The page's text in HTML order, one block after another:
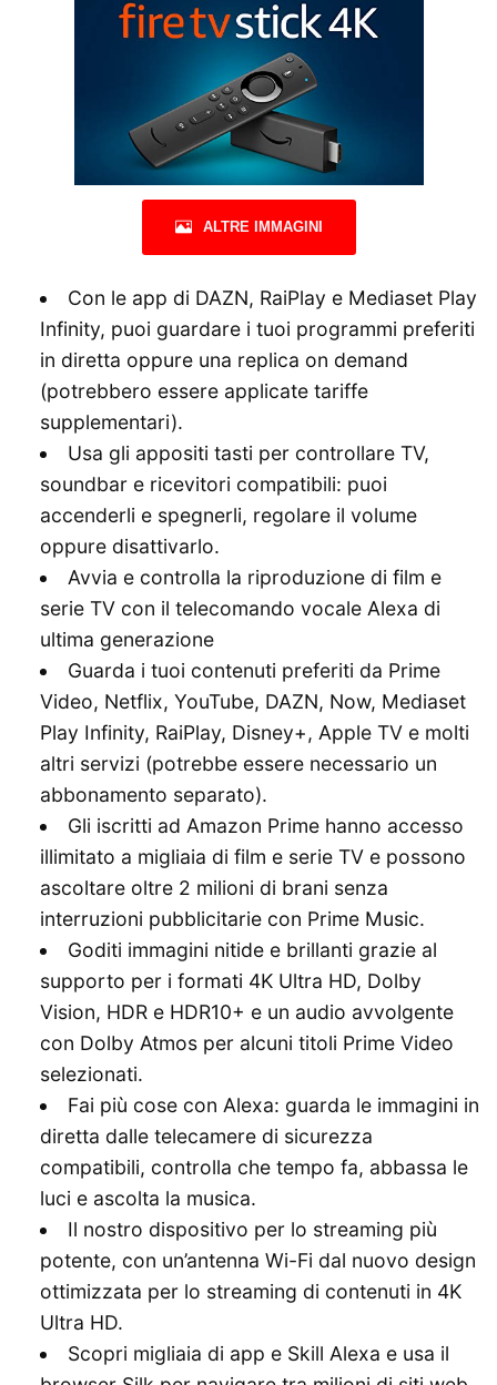
ALTRE IMMAGINI
Con le app di DAZN, RaiPlay e Mediaset Play
Infinity, puoi guardare i tuoi programmi preferiti
in diretta oppure una replica on demand
(potrebbero essere applicate tariffe
supplementari).
Usa gli appositi tasti per controllare TV,
soundbar e ricevitori compatibili: puoi
accenderli e spegnerli, regolare il volume
oppure disattivarlo.
Avvia e controlla la riproduzione di film e
serie TV con il telecomando vocale Alexa di
ultima generazione
Guarda i tuoi contenuti preferiti da Prime
Video, Netflix, YouTube, DAZN, Now, Mediaset
Play Infinity, RaiPlay, Disney+, Apple TV e molti
altri servizi (potrebbe essere necessario un
abbonamento separato).
Gli iscritti ad Amazon Prime hanno accesso
illimitato a migliaia di film e serie TV e possono
ascoltare oltre 2 milioni di brani senza
interruzioni pubblicitarie con Prime Music.
Goditi immagini nitide e brillanti grazie al
supporto per i formati 4K Ultra HD, Dolby
Vision, HDR e HDR10+ e un audio avvolgente
con Dolby Atmos per alcuni titoli Prime Video
selezionati.
Fai più cose con Alexa: guarda le immagini in
diretta dalle telecamere di sicurezza
compatibili, controlla che tempo fa, abbassa le
luci e ascolta la musica.
Il nostro dispositivo per lo streaming più
potente, con un’antenna Wi-Fi dal nuovo design
ottimizzata per lo streaming di contenuti in 4K
Ultra HD.
Scopri migliaia di app e Skill Alexa e usa il